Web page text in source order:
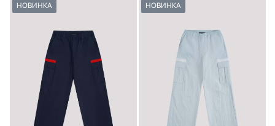
НОВИНКА НОВИНКА